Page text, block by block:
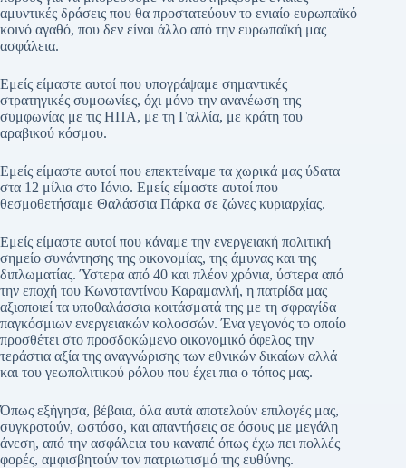
αμυντικές δράσεις που θα προστατεύουν το ενιαίο ευρωπαϊκό
κοινό αγαθό, που δεν είναι άλλο από την ευρωπαϊκή μας
ασφάλεια.
Εμείς είμαστε αυτοί που υπογράψαμε σημαντικές
στρατηγικές συμφωνίες, όχι μόνο την ανανέωση της
συμφωνίας με τις ΗΠΑ, με τη Γαλλία, με κράτη του
αραβικού κόσμου.
Εμείς είμαστε αυτοί που επεκτείναμε τα χωρικά μας ύδατα
στα 12 μίλια στο Ιόνιο. Εμείς είμαστε αυτοί που
θεσμοθετήσαμε Θαλάσσια Πάρκα σε ζώνες κυριαρχίας.
Εμείς είμαστε αυτοί που κάναμε την ενεργειακή πολιτική
σημείο συνάντησης της οικονομίας, της άμυνας και της
διπλωματίας. Ύστερα από 40 και πλέον χρόνια, ύστερα από
την εποχή του Κωνσταντίνου Καραμανλή, η πατρίδα μας
αξιοποιεί τα υποθαλάσσια κοιτάσματά της με τη σφραγίδα
παγκόσμιων ενεργειακών κολοσσών. Ένα γεγονός το οποίο
προσθέτει στο προσδοκώμενο οικονομικό όφελος την
τεράστια αξία της αναγνώρισης των εθνικών δικαίων αλλά
και του γεωπολιτικού ρόλου που έχει πια ο τόπος μας.
Όπως εξήγησα, βέβαια, όλα αυτά αποτελούν επιλογές μας,
συγκροτούν, ωστόσο, και απαντήσεις σε όσους με μεγάλη
άνεση, από την ασφάλεια του καναπέ όπως έχω πει πολλές
φορές, αμφισβητούν τον πατριωτισμό της ευθύνης.